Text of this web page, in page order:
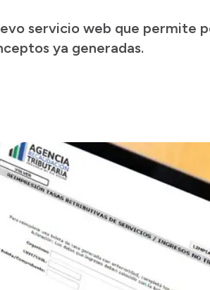
servicio web que permite
ya generadas.